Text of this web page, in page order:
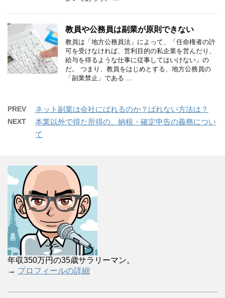
教員や公務員は副業が原則できない
教員は「地方公務員法」によって、「任命権者の許
可を受けなければ、営利目的の私企業を営んだり、
給与を得るような仕事に従事してはいけない」の
だ。 つまり、教員をはじめとする、地方公務員の
「副業禁止」である …
PREV ネット副業は会社にばれるのか？ばれない方法は？
NEXT
本業以外で得た所得の、納税・確定申告の義務につい
て
年収350万円の35歳サラリーマン。
→ プロフィールの詳細